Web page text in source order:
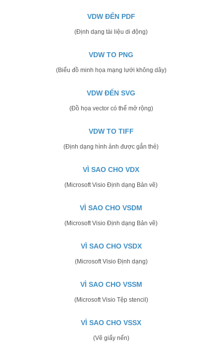
VDW ĐẾN PDF
(Định dạng tài liệu di động)
VDW TO PNG
(Biểu đồ minh họa mạng lưới không dây)
VDW ĐẾN SVG
(Đồ họa vector có thể mở rộng)
VDW TO TIFF
(Định dạng hình ảnh được gắn thẻ)
VÌ SAO CHO VDX
(Microsoft Visio Định dạng Bản vẽ)
VÌ SAO CHO VSDM
(Microsoft Visio Định dạng Bản vẽ)
VÌ SAO CHO VSDX
(Microsoft Visio Định dạng)
VÌ SAO CHO VSSM
(Microsoft Visio Tệp stencil)
VÌ SAO CHO VSSX
(Vẽ giấy nến)